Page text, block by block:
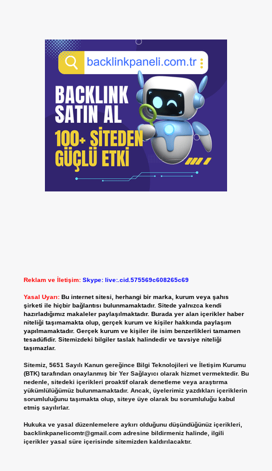
Reklam ve İletişim: Skype: live:.cid.575569c608265c69
Yasal Uyarı: Bu internet sitesi, herhangi bir marka, kurum veya şahıs
şirketi ile hiçbir bağlantısı bulunmamaktadır. Sitede yalnızca kendi
hazırladığımız makaleler paylaşılmaktadır. Burada yer alan içerikler haber
niteliği taşımamakta olup, gerçek kurum ve kişiler hakkında paylaşım
yapılmamaktadır. Gerçek kurum ve kişiler ile isim benzerlikleri tamamen
tesadüfidir. Sitemizdeki bilgiler taslak halindedir ve tavsiye niteliği
taşımazlar.
Sitemiz, 5651 Sayılı Kanun gereğince Bilgi Teknolojileri ve İletişim Kurumu
(BTK) tarafından onaylanmış bir Yer Sağlayıcı olarak hizmet vermektedir. Bu
nedenle, sitedeki içerikleri proaktif olarak denetleme veya araştırma
yükümlülüğümüz bulunmamaktadır. Ancak, üyelerimiz yazdıkları içeriklerin
sorumluluğunu taşımakta olup, siteye üye olarak bu sorumluluğu kabul
etmiş sayılırlar.
Hukuka ve yasal düzenlemelere aykırı olduğunu düşündüğünüz içerikleri,
backlinkpanelicomtr@gmail.comadresine bildirmeniz halinde, ilgili
içerikler yasal süre içerisinde sitemizden kaldırılacaktır.